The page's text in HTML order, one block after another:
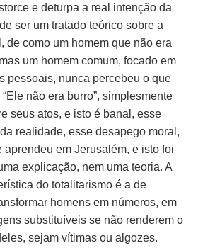
e deturpa a real intenção da
ser um tratado teórico sobre a
de como um homem que não era
um homem comum, focado em
pessoais, nunca percebeu o que
não era burro”, simplesmente
seus atos, e isto é banal, esse
realidade, esse desapego moral,
aprendeu em Jerusalém, e isto foi
explicação, nem uma teoria. A
do totalitarismo é a de
homens em números, em
substituíveis se não renderem o
sejam vítimas ou algozes.